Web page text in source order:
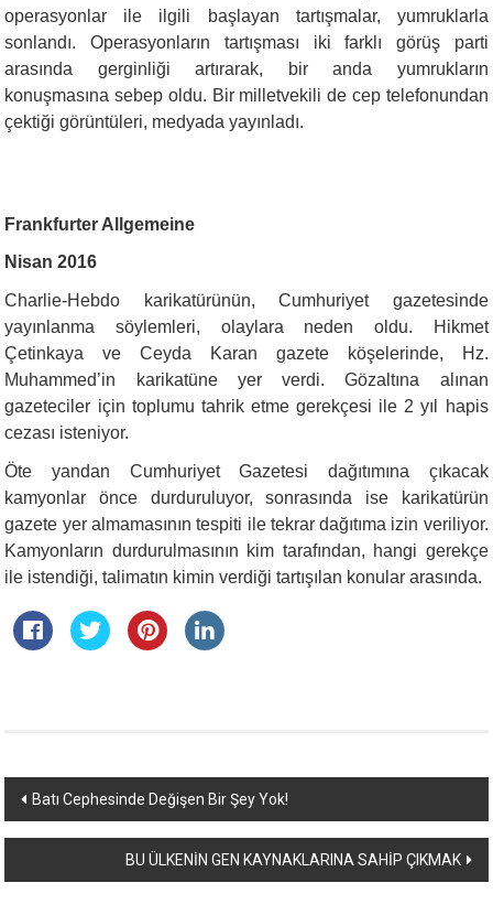
operasyonlar ile ilgili başlayan tartışmalar, yumruklarla
sonlandı. Operasyonların tartışması iki farklı görüş parti
arasında gerginliği artırarak, bir anda yumrukların
konuşmasına sebep oldu. Bir milletvekili de cep telefonundan
çektiği görüntüleri, medyada yayınladı.
Frankfurter Allgemeine
Nisan 2016
Charlie-Hebdo karikatürünün, Cumhuriyet gazetesinde
yayınlanma söylemleri, olaylara neden oldu. Hikmet
Çetinkaya ve Ceyda Karan gazete köşelerinde, Hz.
Muhammed’in karikatüne yer verdi. Gözaltına alınan
gazeteciler için toplumu tahrik etme gerekçesi ile 2 yıl hapis
cezası isteniyor.
Öte yandan Cumhuriyet Gazetesi dağıtımına çıkacak
kamyonlar önce durduruluyor, sonrasında ise karikatürün
gazete yer almamasının tespiti ile tekrar dağıtıma izin veriliyor.
Kamyonların durdurulmasının kim tarafından, hangi gerekçe
ile istendiği, talimatın kimin verdiği tartışılan konular arasında.
Yazı
dolaşımı
Batı Cephesinde Değişen Bir Şey Yok!
BU ÜLKENİN GEN KAYNAKLARINA SAHİP ÇIKMAK